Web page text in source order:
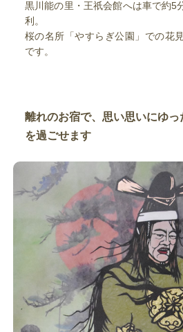
黒川能の里・王祇会館へは車で約5
利。
桜の名所「やすらぎ公園」での花
です。
離れのお宿で、思い思いにゆっ
を過ごせます